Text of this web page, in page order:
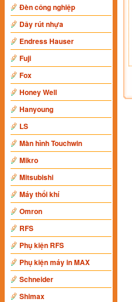
Đèn công nghiệp
Dây rút nhựa
Endress Hauser
Fuji
Fox
Honey Well
Hanyoung
LS
Màn hình Touchwin
Mikro
Mitsubishi
Máy thổi khí
Omron
RFS
Phụ kiện RFS
Phụ kiện máy in MAX
Schneider
Shimax